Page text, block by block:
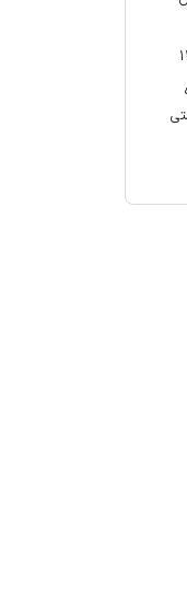
از ۵۰ کشتی